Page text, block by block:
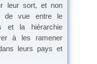
leur sort, et non
de vue entre le
et la hiérarchie
à les ramener
leurs pays et